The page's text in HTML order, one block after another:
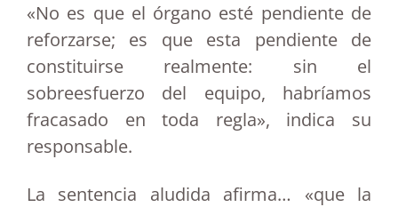
«No es que el órgano esté pendiente de
reforzarse; es que esta pendiente de
constituirse realmente: sin el
sobreesfuerzo del equipo, habríamos
fracasado en toda regla», indica su
responsable.
La sentencia aludida afirma… «que la